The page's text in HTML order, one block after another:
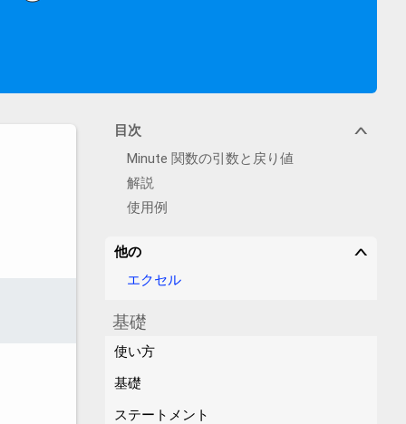
∨
目次
Minute 関数の引数と戻り値
解説
使用例
∨
他の
エクセル
基礎
使い方
基礎
ステートメント